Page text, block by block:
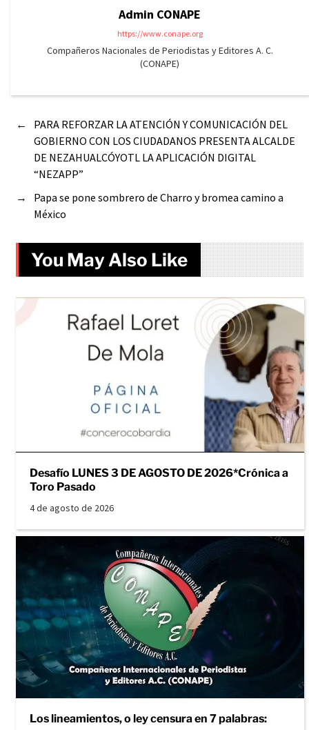
Admin CONAPE
https://www.conape.org
Compañeros Nacionales de Periodistas y Editores A. C.
(CONAPE)
←
PARA REFORZAR LA ATENCIÓN Y COMUNICACIÓN DEL
GOBIERNO CON LOS CIUDADANOS PRESENTA ALCALDE
DE NEZAHUALCÓYOTL LA APLICACIÓN DIGITAL
“NEZAPP”
→
Papa se pone sombrero de Charro y bromea camino a
México
You May Also Like
Desafío LUNES 3 DE AGOSTO DE 2026*Crónica a
Toro Pasado
4 de agosto de 2026
Los lineamientos, o ley censura en 7 palabras: